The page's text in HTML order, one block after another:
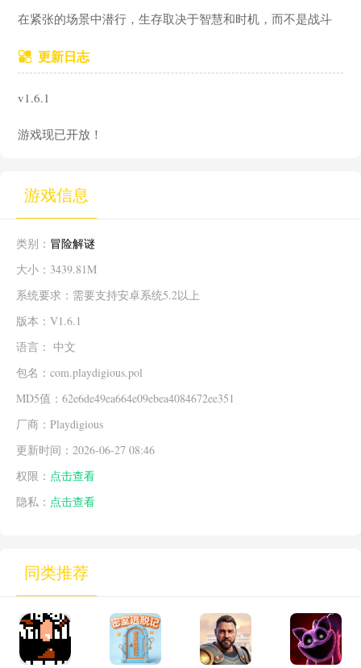
在紧张的场景中潜行，生存取决于智慧和时机，而不是战斗
更新日志
v1.6.1
游戏现已开放！
游戏信息
类别： 冒险解谜
大小：3439.81M
系统要求：需要支持安卓系统5.2以上
版本：V1.6.1
语言： 中文
包名：com.playdigious.pol
MD5值：62e6de49ea664e09ebea4084672ee351
厂商：Playdigious
更新时间：2026-06-27 08:46
权限： 点击查看
隐私： 点击查看
同类推荐